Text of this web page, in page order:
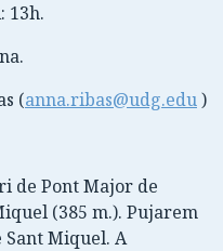
13h.
(anna.ribas@udg.edu)
de Pont Major de
(385 m.). Pujarem
Sant Miquel. A